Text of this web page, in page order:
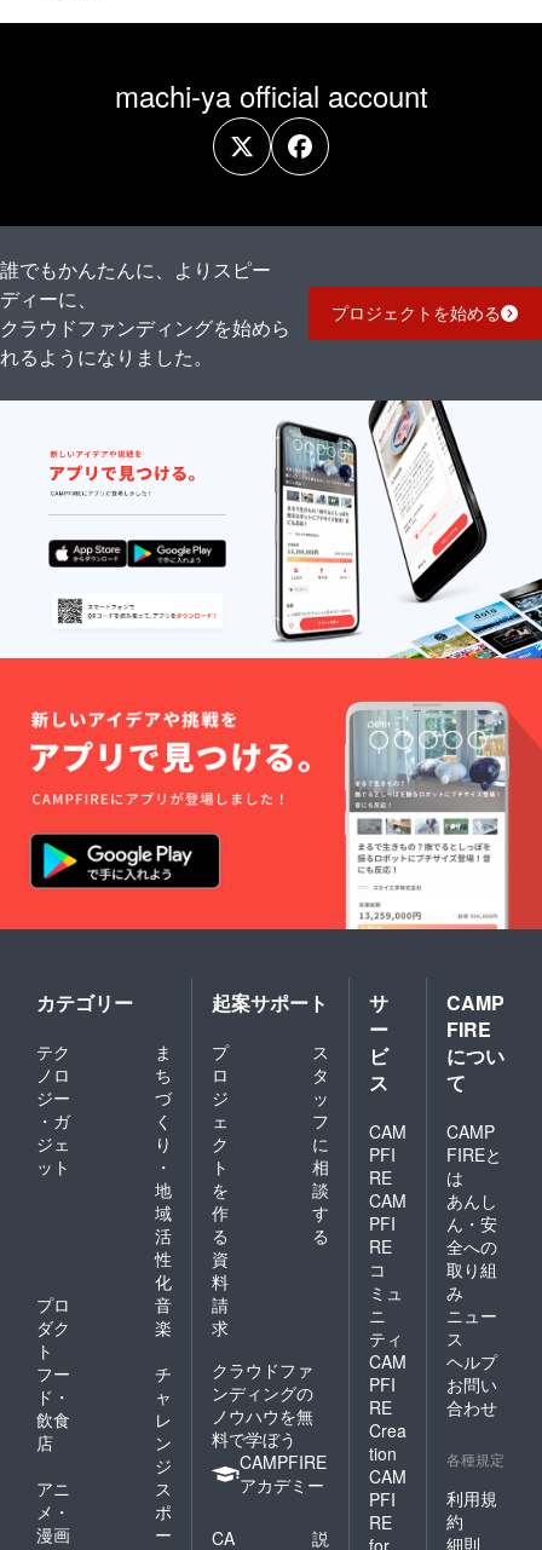
machi-ya official account
誰でもかんたんに、よりスピー
ディーに、
クラウドファンディングを始めら
れるようになりました。
プロジェクトを始める
カテゴリー
テク
ノロ
ジー
・ガ
ジェ
ット
ま
ち
づ
く
り
・
地
域
活
性
化
プロ
ダク
ト
音
楽
フー
ド・
飲食
店
チ
ャ
レ
ン
ジ
アニ
メ・
漫画
ス
ポ
ー
起案サポート
プ
ロ
ジ
ェ
ク
ト
を
作
る
ス
タ
ッ
フ
に
相
談
す
る
資
料
請
求
クラウドファ
ンディングの
ノウハウを無
料で学ぼう
CAMPFIRE
アカデミー
CA
説
サ
ー
ビ
ス
CAM
PFI
RE
CAM
PFI
RE
コ
ミュ
ニ
ティ
CAM
PFI
RE
Crea
tion
CAM
PFI
RE
for
CAMP
FIRE
につい
て
CAMP
FIREと
は
あんし
ん・安
全への
取り組
み
ニュー
ス
ヘルプ
お問い
合わせ
各種規定
利用規
約
細則